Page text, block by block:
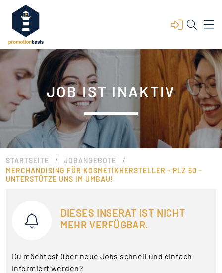
JOB IST INAKTIV
STARTSEITE / JOBANGEBOTE /
MERCHANDISING FÜR KOSMETIKHERSTELLER - PLZ 50 -
UNTERSTÜTZE UNS IM UMBAU!
DIESES INSERAT IST NICHT
MEHR VERFÜGBAR.
Du möchtest über neue Jobs schnell und einfach
informiert werden?